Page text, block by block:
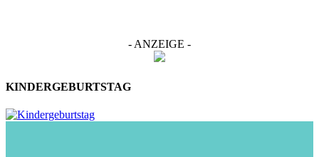
- ANZEIGE -
KINDERGEBURTSTAG